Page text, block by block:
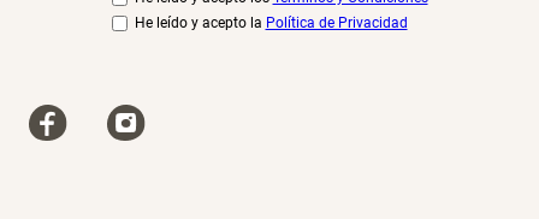
He leído y acepto la Política de Privacidad